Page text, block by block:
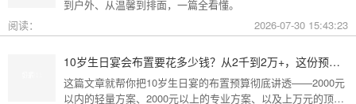
到户外、从温馨到排面，一篇全看懂。
阅读：
2026-07-30 15:43:23
10岁生日宴会布置要花多少钱？从2千到2万+，这份预算攻略讲透了
这篇文章就帮你把10岁生日宴的布置预算彻底讲透——2000元
以内的轻量方案、2000元以上的专业方案、以及上万元的顶配